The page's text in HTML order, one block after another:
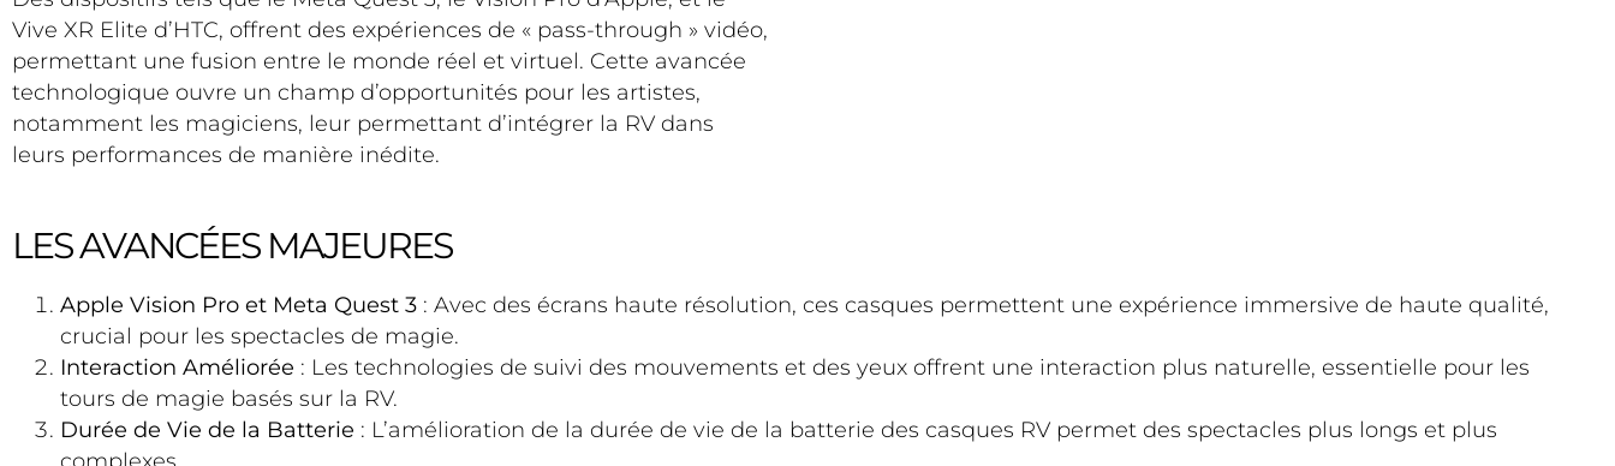
Vive XR Elite d’HTC, offrent des expériences de « pass-through » vidéo,
permettant une fusion entre le monde réel et virtuel​​​​. Cette avancée
technologique ouvre un champ d’opportunités pour les artistes,
notamment les magiciens, leur permettant d’intégrer la RV dans
leurs performances de manière inédite.
LES AVANCÉES MAJEURES
Apple Vision Pro et Meta Quest 3 : Avec des écrans haute résolution, ces casques permettent une expérience immersive de haute qualité,
crucial pour les spectacles de magie​​​​.
Interaction Améliorée : Les technologies de suivi des mouvements et des yeux offrent une interaction plus naturelle, essentielle pour les
tours de magie basés sur la RV​​​​.
Durée de Vie de la Batterie : L’amélioration de la durée de vie de la batterie des casques RV permet des spectacles plus longs et plus